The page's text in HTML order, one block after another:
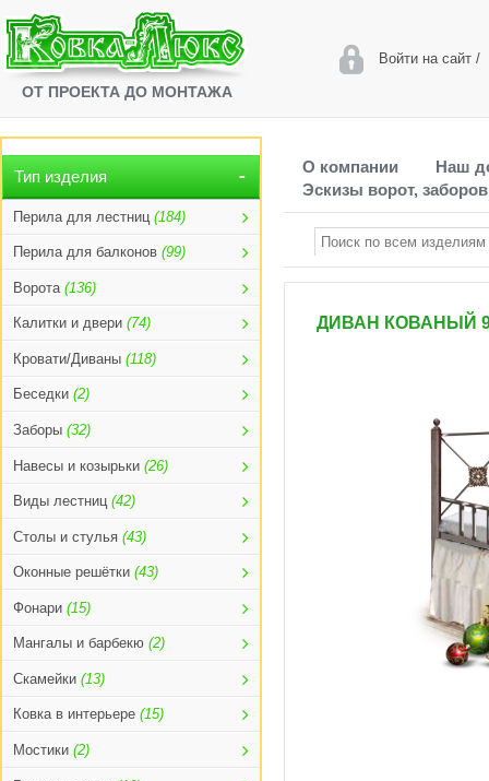
ОТ ПРОЕКТА ДО МОНТАЖА
Войти на сайт/
Тип изделия
Перила для лестниц (184)
Перила для балконов (99)
Ворота (136)
Калитки и двери (74)
Кровати/Диваны (118)
Беседки (2)
Заборы (32)
Навесы и козырьки (26)
Виды лестниц (42)
Столы и стулья (43)
Оконные решётки (43)
Фонари (15)
Мангалы и барбекю (2)
Скамейки (13)
Ковка в интерьере (15)
Мостики (2)
О компании
Наш
Эскизы ворот, заборов
ДИВАН КОВАНЫЙ